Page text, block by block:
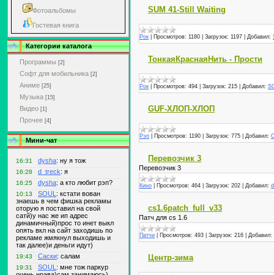
Фотоальбомы
Гостевая книга
Категории каталога
Программы [2]
Софт для мобильника [2]
Аниме [25]
Музыка [15]
Видео [1]
Прочее [4]
Мини-чат
SUM 41-Still Waiting
Рок Просмотров: 1180 Загрузок: 1197 Добавил:
ТонкаяКраснаяНить - Прости
Рок Просмотров: 494 Загрузок: 215 Добавил:
GUF-ХЛОП-ХЛОП
Рэп Просмотров: 1190 Загрузок: 775 Добавил:
Перевозчик 3
Перевозчик 3
Кино Просмотров: 464 Загрузок: 202 Добавил:
cs1.6patch_full_v33
Патч для cs 1.6
Патчи Просмотров: 493 Загрузок: 216 Добавил:
Центр-зима